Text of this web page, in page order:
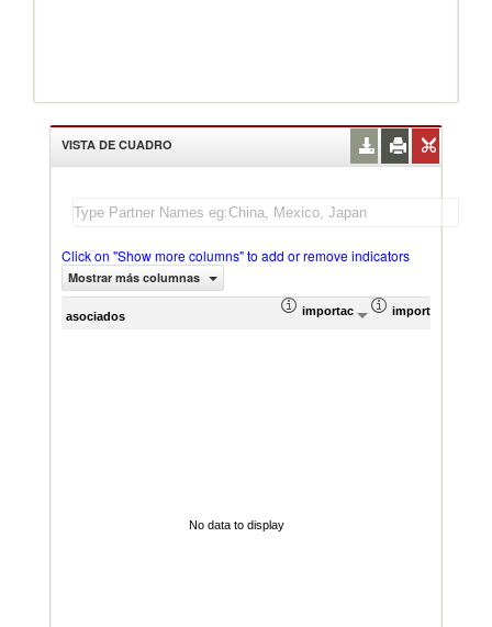
VISTA DE CUADRO
Click on "Show more columns" to add or remove indicators
Mostrar más columnas
asociados importación Valor del comercio
importación
No data to display